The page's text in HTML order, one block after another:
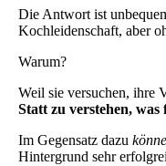
Die Antwort ist
Kochleidenschaft, aber
Warum?
Weil sie versuchen, ihre
Statt zu verstehen,
Im Gegensatz dazu
Hintergrund sehr